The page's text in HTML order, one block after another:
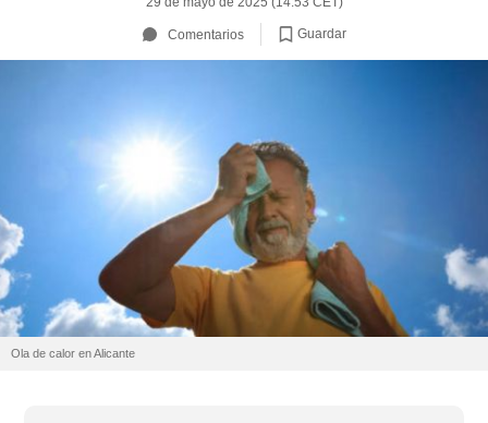
Comentarios Guardar
Ola de calor en Alicante